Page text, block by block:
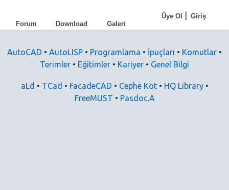
Üye Ol| Giriş
Forum
Download
AutoCAD • AutoLISP • Programlama • İpuçları • Komutlar •
Terimler • Eğitimler • Kariyer • Genel Bilgi
aLd • TCad • FacadeCAD • Cephe Kot• HQ Library•
FreeMUST • Pasdoc.A